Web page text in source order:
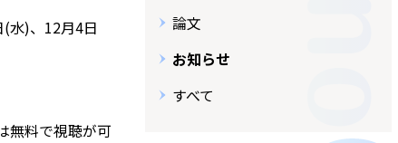
水)、12月4日
無料で視聴が可
論文
お知らせ
すべて